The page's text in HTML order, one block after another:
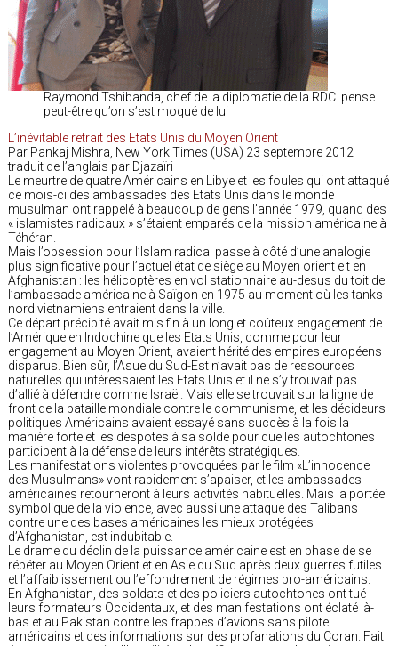
Raymond Tshibanda, chef de la diplomatie de la RDC pense
peut-être qu’on s’est moqué de lui
L’inévitable retrait des Etats Unis du Moyen Orient
Par Pankaj Mishra, New York Times (USA) 23 septembre 2012
traduit de l’anglais par Djazaïri
Le meurtre de quatre Américains en Libye et les foules qui ont attaqué
ce mois-ci des ambassades des Etats Unis dans le monde
musulman ont rappelé à beaucoup de gens l’année 1979, quand des
« islamistes radicaux » s’étaient emparés de la mission américaine à
Téhéran.
Mais l’obsession pour l’Islam radical passe à côté d’une analogie
plus significative pour l’actuel état de siège au Moyen orient e t en
Afghanistan : les hélicoptères en vol stationnaire au-desus du toit de
l’ambassade américaine à Saïgon en 1975 au moment où les tanks
nord vietnamiens entraient dans la ville.
Ce départ précipité avait mis fin à un long et coûteux engagement de
l’Amérique en Indochine que les Etats Unis, comme pour leur
engagement au Moyen Orient, avaient hérité des empires européens
disparus. Bien sûr, l’Asue du Sud-Est n’avait pas de ressources
naturelles qui intéressaient les Etats Unis et il ne s’y trouvait pas
d’allié à défendre comme Israël. Mais elle se trouvait sur la ligne de
front de la bataille mondiale contre le communisme, et les décideurs
politiques Américains avaient essayé sans succès à la fois la
manière forte et les despotes à sa solde pour que les autochtones
participent à la défense de leurs intérêts stratégiques.
Les manifestations violentes provoquées par le film «L’innocence
des Musulmans» vont rapidement s’apaiser, et les ambassades
américaines retourneront à leurs activités habituelles. Mais la portée
symbolique de la violence, avec aussi une attaque des Talibans
contre une des bases américaines les mieux protégées
d’Afghanistan, est indubitable.
Le drame du déclin de la puissance américaine est en phase de se
répéter au Moyen Orient et en Asie du Sud après deux guerres futiles
et l’affaiblissement ou l’effondrement de régimes pro-américains.
En Afghanistan, des soldats et des policiers autochtones ont tué
leurs formateurs Occidentaux, et des manifestations ont éclaté là-
bas et au Pakistan contre les frappes d’avions sans pilote
américains et des informations sur des profanations du Coran. Fait